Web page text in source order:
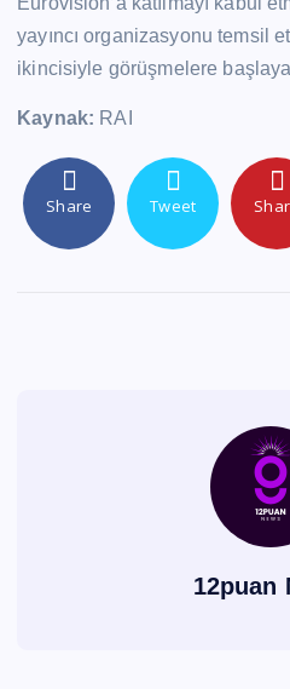
yayıncı organizasyonu temsil
ikincisiyle görüşmelere
Kaynak: RAI
Share Tweet
12puan